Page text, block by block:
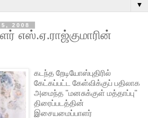
▼
2008
எஸ்.ஏ.ராஜ்குமாரின்
கடந்த றேடியோஸ்புதிரில்
கேட்கப்பட்ட கேள்விக்குப் பதிலாக
அமைந்த "மனசுக்குள் மத்தாப்பு"
திரைப்படத்தின்
இசையமைப்பாளர்